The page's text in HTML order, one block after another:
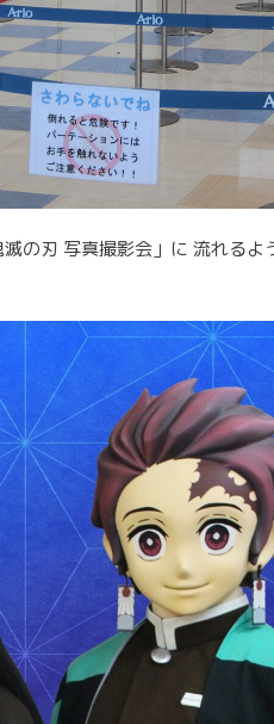
の刃 写真撮影会」に 流れる